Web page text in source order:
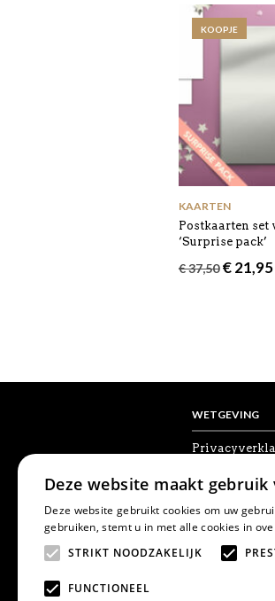
KOOPJE
KAARTEN
Postkaarten set
‘Surprise pack’
€37,50 €21,95
WETGEVING
Disclaimer
Cookies
Deze website maakt gebruik
Deze website gebruikt cookies om uw
gebruiken, stemt u in met alle cookies in
STRIKT NOODZAKELIJK
FUNCTIONEEL